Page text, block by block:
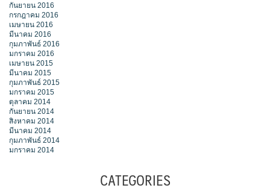
กันยายน 2016
กรกฎาคม 2016
เมษายน 2016
มีนาคม 2016
กุมภาพันธ์ 2016
มกราคม 2016
เมษายน 2015
มีนาคม 2015
กุมภาพันธ์ 2015
มกราคม 2015
ตุลาคม 2014
กันยายน 2014
สิงหาคม 2014
มีนาคม 2014
กุมภาพันธ์ 2014
มกราคม 2014
CATEGORIES